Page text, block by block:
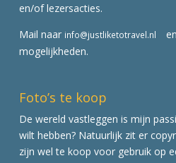
en/of lezersacties.
Mail naar info@justliketotravel.nl
mogelijkheden.
Foto’s te koop
De wereld vastleggen is mijn
wilt hebben? Natuurlijk zit er
zijn wel te koop voor gebruik op